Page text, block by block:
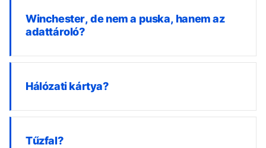
Winchester, de nem a puska, hanem az
adattároló?
Hálózati kártya?
Tűzfal?